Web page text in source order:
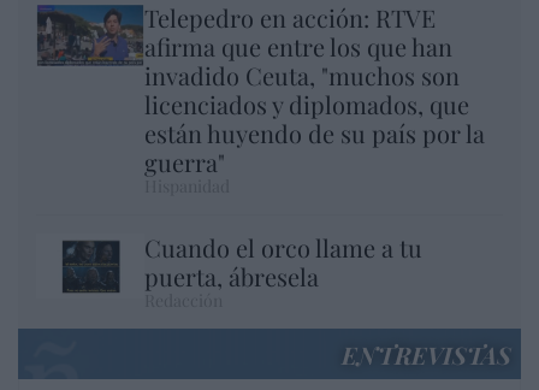
Telepedro en acción: RTVE
afirma que entre los que han
invadido Ceuta, "muchos son
licenciados y diplomados, que
están huyendo de su país por la
guerra"
Cuando el orco llame a tu
puerta, ábresela
ENTREVISTAS